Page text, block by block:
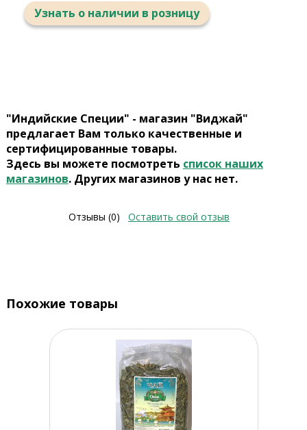
Узнать о наличии в розницу
"Индийские Специи" - магазин "Виджай"
предлагает Вам только качественные и
сертифицированные товары.
Здесь вы можете посмотреть список наших
магазинов. Других магазинов у нас нет.
Отзывы (0) Оставить свой отзыв
Похожие товары